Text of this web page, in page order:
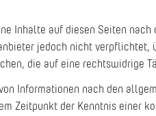
Inhalte auf diesen Seiten nach
jedoch nicht verpflichtet,
die auf eine rechtswidrige
Informationen nach den
Zeitpunkt der Kenntnis einer